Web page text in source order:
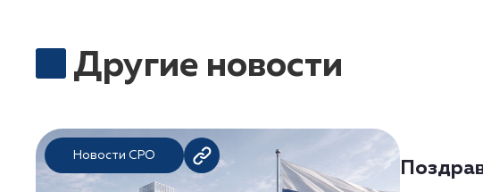
Другие новости
Новости СРО